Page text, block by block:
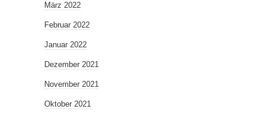
März 2022
Februar 2022
Januar 2022
Dezember 2021
November 2021
Oktober 2021